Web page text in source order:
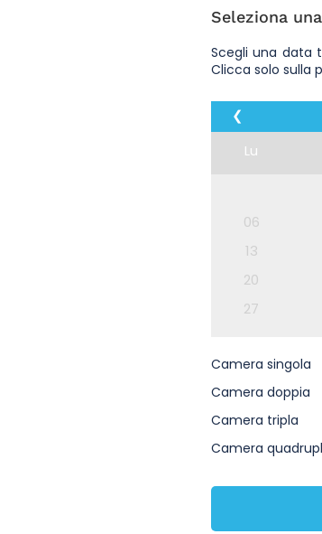
Seleziona
Scegli una data
Clicca solo sulla
❮
Lu
06
13
20
27
Camera singola
Camera doppia
Camera tripla
Camera